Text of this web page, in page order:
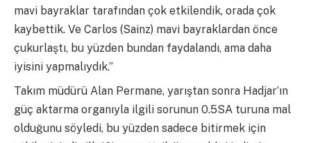
mavi bayraklar tarafından çok etkilendik, orada çok
kaybettik. Ve Carlos (Sainz) mavi bayraklardan önce
çukurlaştı, bu yüzden bundan faydalandı, ama daha
iyisini yapmalıydık.”
Takım müdürü Alan Permane, yarıştan sonra Hadjar’ın
güç aktarma organıyla ilgili sorunun 0.5SA turuna mal
olduğunu söyledi, bu yüzden sadece bitirmek için